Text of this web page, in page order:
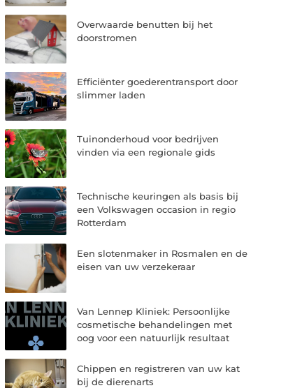
Overwaarde benutten bij het
doorstromen
Efficiënter goederentransport door
slimmer laden
Tuinonderhoud voor bedrijven
vinden via een regionale gids
Technische keuringen als basis bij
een Volkswagen occasion in regio
Rotterdam
Een slotenmaker in Rosmalen en de
eisen van uw verzekeraar
Van Lennep Kliniek: Persoonlijke
cosmetische behandelingen met
oog voor een natuurlijk resultaat
Chippen en registreren van uw kat
bij de dierenarts